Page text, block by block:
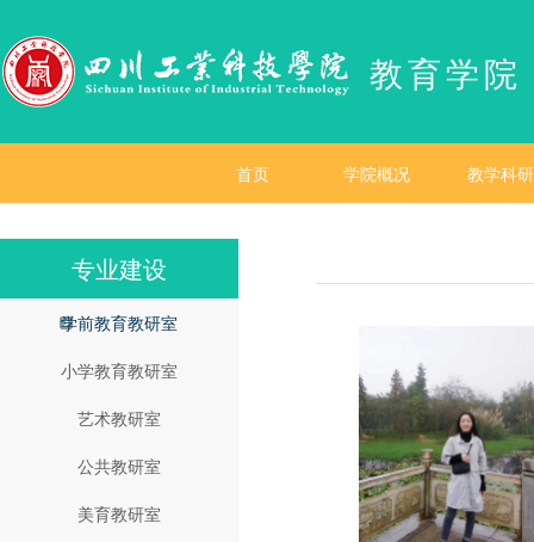
教育学院
首页 学院概况 教学科研
专业建设
学前教育教研室
小学教育教研室
艺术教研室
公共教研室
美育教研室